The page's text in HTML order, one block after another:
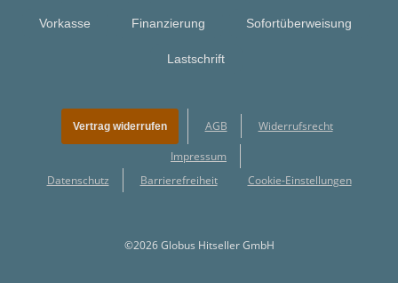
Vorkasse Finanzierung Sofortüberweisung
Lastschrift
©2026 Globus Hitseller GmbH
Vertrag widerrufen AGB Widerrufsrecht
Impressum
Datenschutz
Barrierefreiheit Cookie-Einstellungen